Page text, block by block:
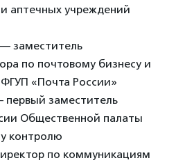
аптечных учреждений
— заместитель
по почтовому бизнесу и
«Почта России»
первый заместитель
Общественной палаты
контролю
по коммуникациям